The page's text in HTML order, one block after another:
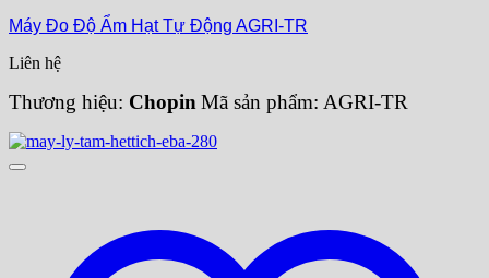
Máy Đo Độ Ẩm Hạt Tự Động AGRI-TR
Liên hệ
Thương hiệu: ChopinMã sản phẩm: AGRI-TR